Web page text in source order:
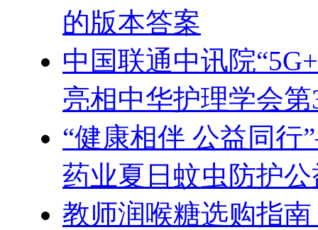
的版本答案
中国联通中讯院
亮相中华护理学会
“健康相伴 公益同
药业夏日蚊虫防护
教师润喉糖选购指